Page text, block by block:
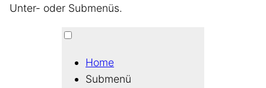
Unter- oder Submenüs.
Home
Submenü